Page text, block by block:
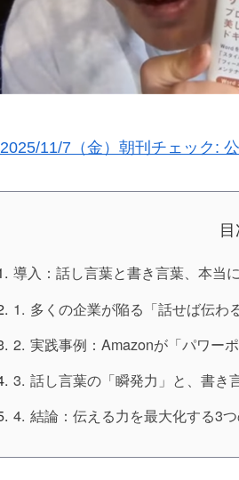
2025/11/7（金）朝刊チェック:
導入：話し言葉と書き言葉、本当
1. 多くの企業が陥る「話せば伝わ
2. 実践事例：Amazonが「パワー
3. 話し言葉の「瞬発力」と、書き
4. 結論：伝える力を最大化する3